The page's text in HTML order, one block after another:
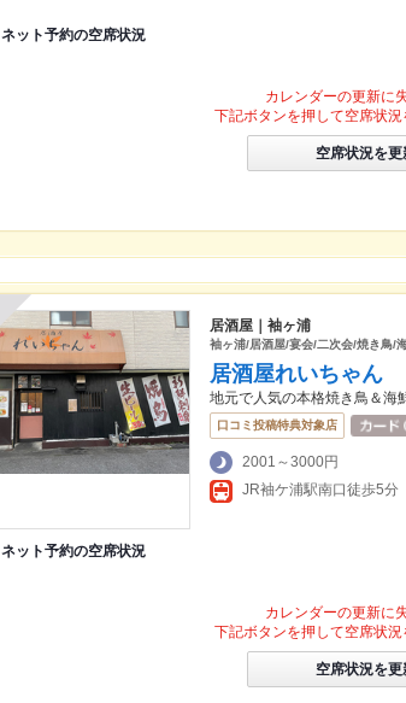
ネット予約の空席状況
カレンダーの更新に
下記ボタンを押して空席状況
空席状況を更
居酒屋｜袖ヶ浦
袖ヶ浦/居酒屋/宴会/二次会/焼き鳥/
居酒屋れいちゃん
地元で人気の本格焼き鳥＆海
口コミ投稿特典対象店
2001～3000円
JR袖ケ浦駅南口徒歩5分
ネット予約の空席状況
カレンダーの更新に
下記ボタンを押して空席状況
空席状況を更